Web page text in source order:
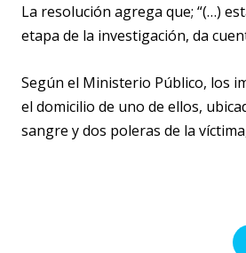
La resolución agrega que; “(…)
etapa de la investigación, da
Según el Ministerio Público, los
el domicilio de uno de ellos,
sangre y dos poleras de la